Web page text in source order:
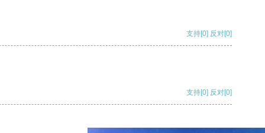
支持[0] 反对[0]
支持[0] 反对[0]